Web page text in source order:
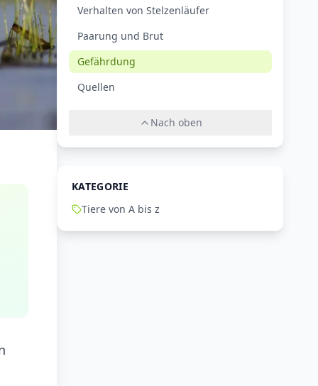
Verhalten von Stelzenläufer
Paarung und Brut
Gefährdung
Quellen
Nach oben
KATEGORIE
Tiere von A bis z